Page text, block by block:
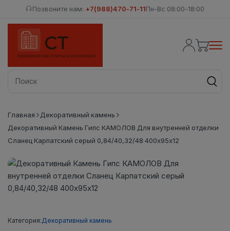
Позвоните нам: +7(988)470-71-11Пн-Вс 08:00-18:00
Главная
Декоративный камень
Декоративный Камень Гипс КАМОЛОВ Для внутренней отделки
Сланец Карпатский серый 0,84/40,32/48 400х95х12
Категория:Декоративный камень